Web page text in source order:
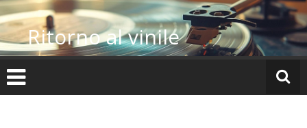
Vai
al
contenutoRitorno al vinile